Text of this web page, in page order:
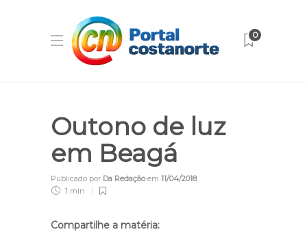
0
Outono de luz
em Beagá
Publicado por Da Redaçãoem 11/04/2018
1 min
Compartilhe a matéria: